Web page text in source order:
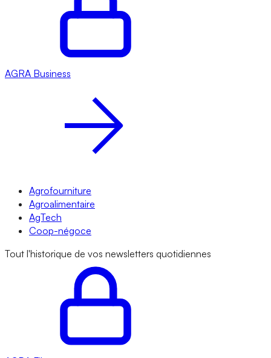
AGRA Business
Agrofourniture
Agroalimentaire
AgTech
Coop-négoce
Tout l'historique de vos newsletters quotidiennes